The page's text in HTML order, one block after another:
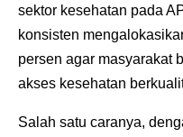
sektor kesehatan pada
konsisten
persen agar masyarakat
akses kesehatan
Salah satu caranya,